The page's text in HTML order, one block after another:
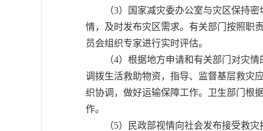
（3）国家减灾委办公室与灾区保持密
情，及时发布灾区需求。有关部门按照职
员会组织专家进行实时评估。
（4）根据地方申请和有关部门对灾情
调拨生活救助物资，指导、监督基层救灾
织协调，做好运输保障工作。卫生部门根
作。
（5）民政部视情向社会发布接受救灾